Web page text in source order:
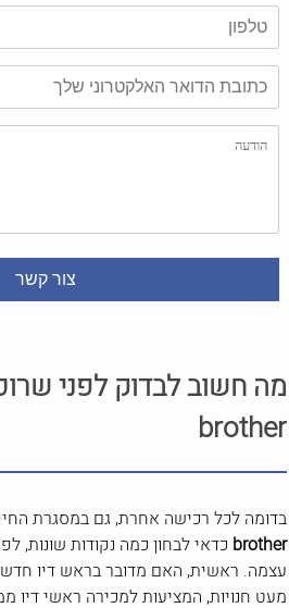
מה חשוב לבדוק לפני
brother
בדומה לכל רכישה אחרת, גם במסגרת
brother כדאי לבחון כמה נקודות שונות,
עצמה. ראשית, האם מדובר בראש דיו חדש
מעט חנויות, המציעות למכירה ראשי דיו